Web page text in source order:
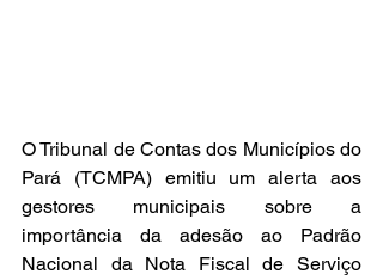
O Tribunal de Contas dos Municípios do
Pará (TCMPA) emitiu um alerta aos
gestores municipais sobre a
importância da adesão ao Padrão
Nacional da Nota Fiscal de Serviço